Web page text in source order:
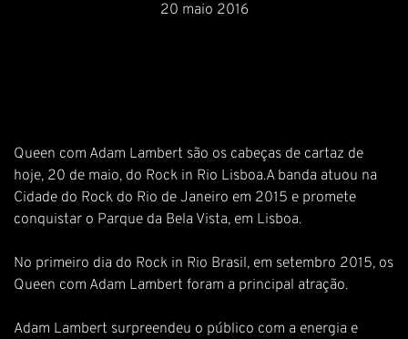
20 maio 2016
Queen com Adam Lambert são os cabeças de cartaz de
hoje, 20 de maio, do Rock in Rio Lisboa.A banda atuou na
Cidade do Rock do Rio de Janeiro em 2015 e promete
conquistar o Parque da Bela Vista, em Lisboa.
No primeiro dia do Rock in Rio Brasil, em setembro 2015, os
Queen com Adam Lambert foram a principal atração.
Adam Lambert surpreendeu o público com a energia e